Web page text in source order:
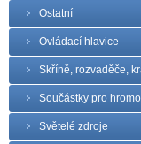
Ostatní
Ovládací hlavice
Skříně, rozvaděče,
Součástky pro
Světelé zdroje